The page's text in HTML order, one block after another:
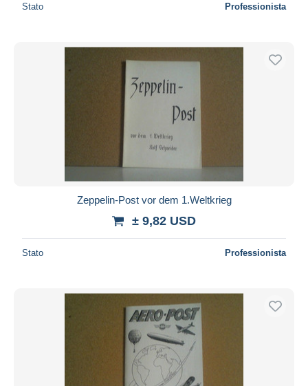
Stato Professionista
Zeppelin-Post vor dem 1.Weltkrieg
± 9,82 USD
Stato Professionista